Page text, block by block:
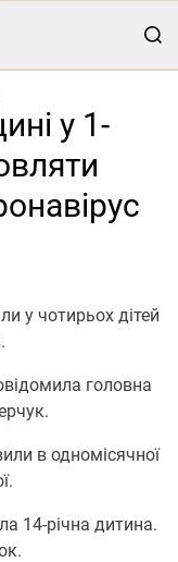
у 1-
у чотирьох дітей
головна
в одномісячної
14-річна дитина.